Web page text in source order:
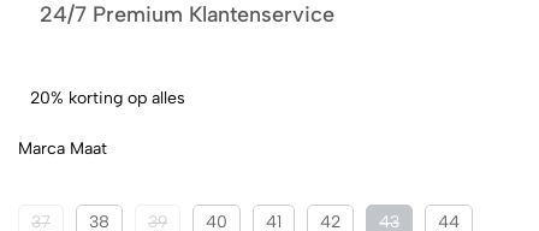
24/7 Premium Klantenservice
20% korting op alles
Marca Maat
37 38 39 40 41 42 43 44